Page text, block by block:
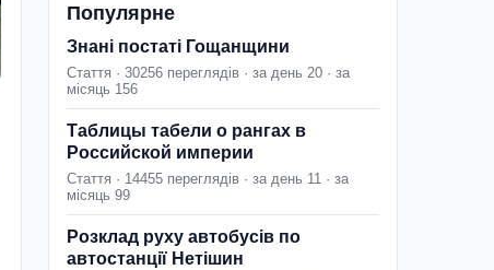
Популярне
Знані постаті Гощанщини
Стаття · 30256 переглядів · за день 20 · за
місяць 156
Таблицы табели о рангах в
Российской империи
Стаття · 14455 переглядів · за день 11 · за
місяць 99
Розклад руху автобусів по
автостанції Нетішин